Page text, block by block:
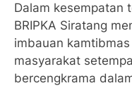
Dalam kesempatan
BRIPKA Siratang
imbauan
masyarakat
bercengkrama